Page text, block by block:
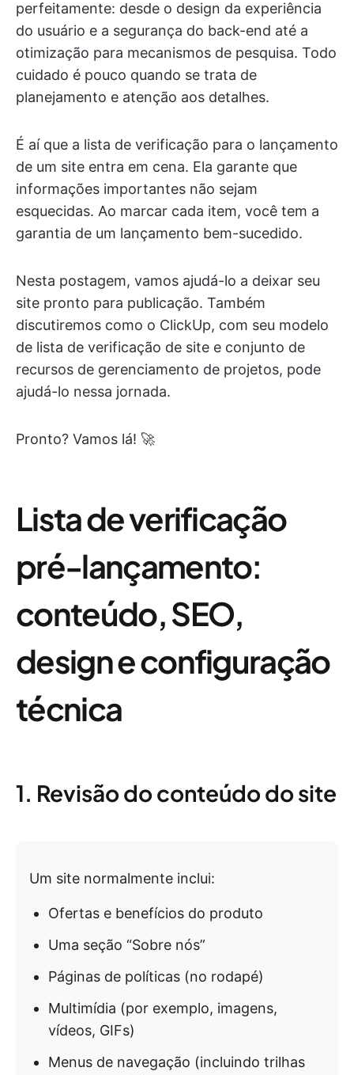
perfeitamente: desde o design da experiência
do usuário e a segurança do back-end até a
otimização para mecanismos de pesquisa. Todo
cuidado é pouco quando se trata de
planejamento e atenção aos detalhes.
É aí que a lista de verificação para o lançamento
de um site entra em cena. Ela garante que
informações importantes não sejam
esquecidas. Ao marcar cada item, você tem a
garantia de um lançamento bem-sucedido.
Nesta postagem, vamos ajudá-lo a deixar seu
site pronto para publicação. Também
discutiremos como o ClickUp, com seu modelo
de lista de verificação de site e conjunto de
recursos de gerenciamento de projetos, pode
ajudá-lo nessa jornada.
Pronto? Vamos lá! 🚀
Lista de verificação
pré-lançamento:
conteúdo, SEO,
design e configuração
técnica
1. Revisão do conteúdo do site
Um site normalmente inclui:
Ofertas e benefícios do produto
Uma seção “Sobre nós”
Páginas de políticas (no rodapé)
Multimídia (por exemplo, imagens,
vídeos, GIFs)
Menus de navegação (incluindo trilhas